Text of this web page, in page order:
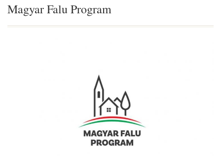
Magyar Falu Program